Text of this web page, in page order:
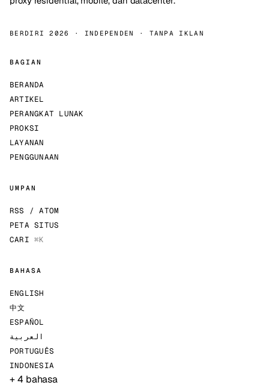
BERDIRI 2026 · INDEPENDEN · TANPA IKLAN
BAGIAN
BERANDA
ARTIKEL
PERANGKAT LUNAK
PROKSI
LAYANAN
PENGGUNAAN
UMPAN
RSS / ATOM
PETA SITUS
CARI⌘K
BAHASA
ENGLISH
中文
ESPAÑOL
العربية
PORTUGUÊS
INDONESIA
+ 4 bahasa